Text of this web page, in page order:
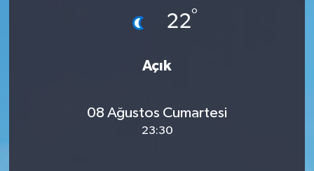
22°
Açık
08 Ağustos Cumartesi
23:30